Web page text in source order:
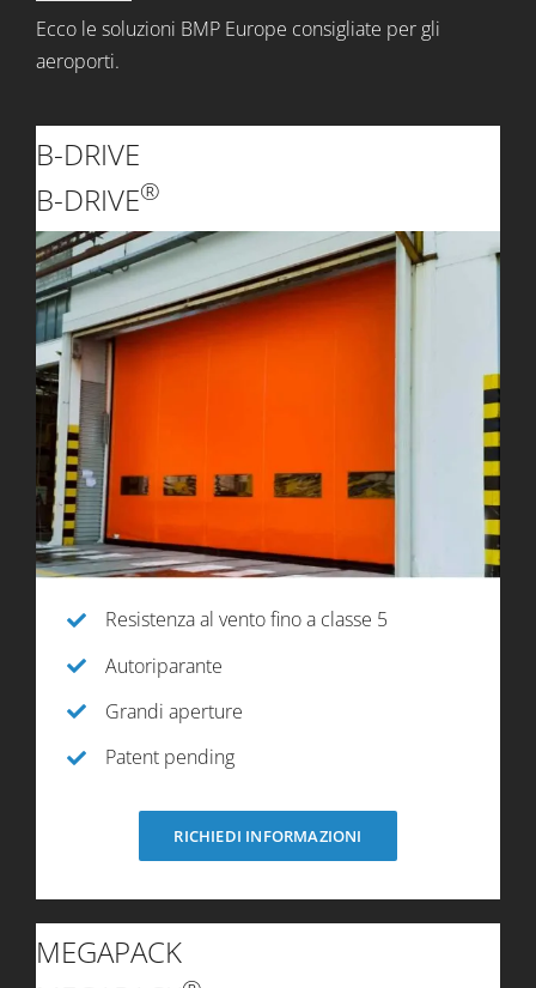
Ecco le soluzioni BMP Europe consigliate per gli
aeroporti.
B-DRIVE
B-DRIVE®
Resistenza al vento fino a classe 5
Autoriparante
Grandi aperture
Patent pending
RICHIEDI INFORMAZIONI
MEGAPACK